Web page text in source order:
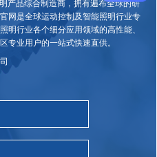
产品综合制造商，拥有遍布全球的研
网是全球运动控制及智能照明行业专
明行业各个细分应用领域的高性能、
专业用户的一站式快速直供。